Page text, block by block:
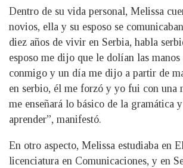
Dentro de su vida personal, Melissa
novios, ella y su esposo se
diez años de vivir en Serbia, habla
esposo me dijo que le dolían las manos
conmigo y un día me dijo a partir de
en serbio, él me forzó y yo fui con una
me enseñará lo básico de la gramática
aprender”, manifestó.
En otro aspecto, Melissa estudiaba en
licenciatura en Comunicaciones, y en